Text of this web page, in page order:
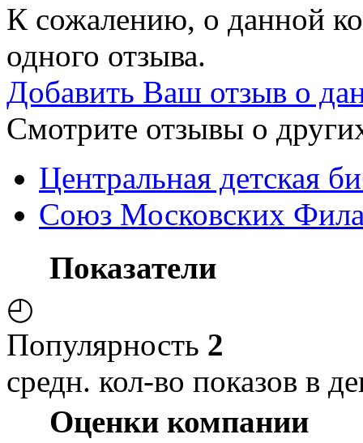
К сожалению, о данной
одного отзыва.
Добавить Ваш отзыв о
Смотрите отзывы о
Центральная детская
Союз Московских
Показатели
◴
Популярность 2
средн. кол-во показов в
Оценки компании